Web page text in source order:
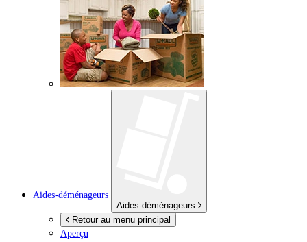
Aides-déménageurs
Aides-déménageurs
Retour au menu principal
Aperçu